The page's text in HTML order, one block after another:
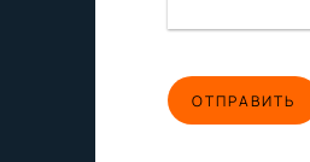
ОТПРАВИТЬ